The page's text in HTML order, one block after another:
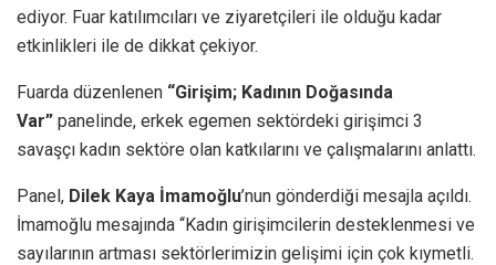
ediyor. Fuar katılımcıları ve ziyaretçileri ile olduğu kadar
etkinlikleri ile de dikkat çekiyor.
Fuarda düzenlenen “Girişim; Kadının Doğasında
Var” panelinde, erkek egemen sektördeki girişimci 3
savaşçı kadın sektöre olan katkılarını ve çalışmalarını anlattı.
Panel, Dilek Kaya İmamoğlu’nun gönderdiği mesajla açıldı.
İmamoğlu mesajında “Kadın girişimcilerin desteklenmesi ve
sayılarının artması sektörlerimizin gelişimi için çok kıymetli.